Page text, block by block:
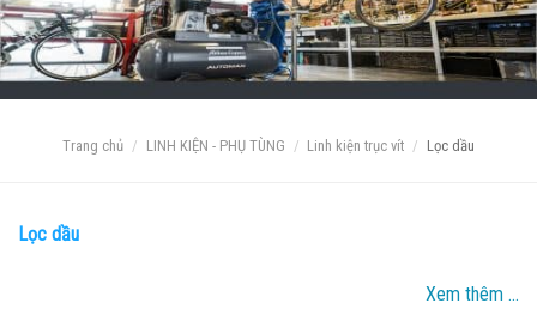
Trang chủ / LINH KIỆN - PHỤ TÙNG / Linh kiện trục vít / Lọc dầu
Lọc dầu
Xem thêm ...